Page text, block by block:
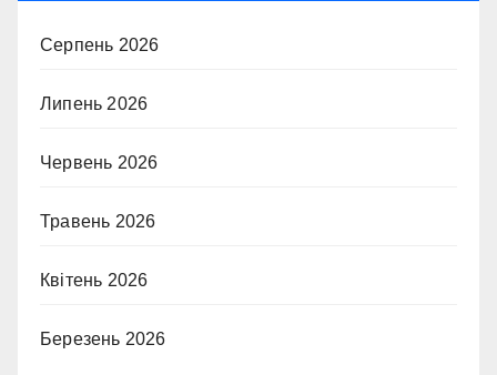
Серпень 2026
Липень 2026
Червень 2026
Травень 2026
Квітень 2026
Березень 2026